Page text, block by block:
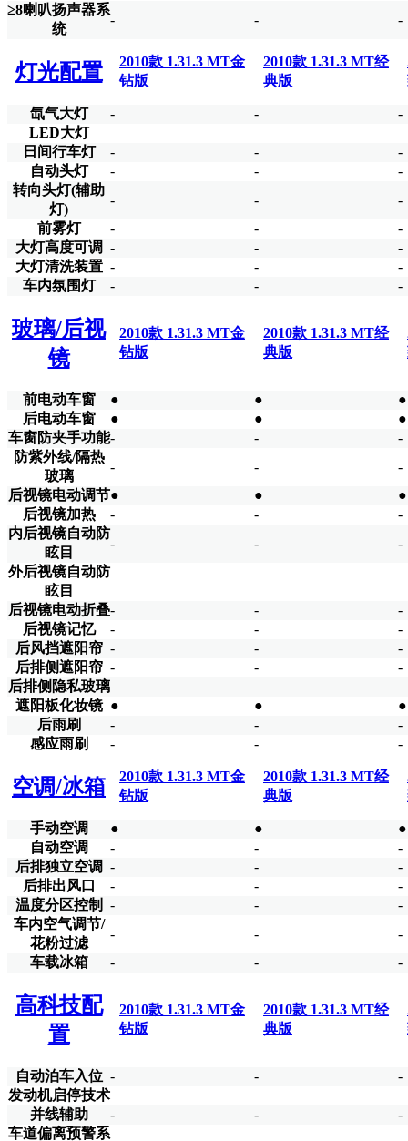
≥8喇叭扬声器系
统
- - -
灯光配置
2010款 1.31.3 MT金
钻版
2010款 1.31.3 MT经
典版
氙气大灯 - -
-
LED大灯
日间行车灯
- -
-
自动头灯
- -
-
转向头灯(辅助
灯)
- -
-
前雾灯
- -
-
大灯高度可调 - -
-
大灯清洗装置 - -
-
车内氛围灯
- - -
玻璃/后视
镜
2010款 1.31.3 MT金
钻版
2010款 1.31.3 MT经
典版
前电动车窗 ● ●
●
后电动车窗
● ●
●
车窗防夹手功能- -
-
防紫外线/隔热
玻璃
- -
-
后视镜电动调节● ●
●
后视镜加热
- -
-
内后视镜自动防
眩目
- -
-
外后视镜自动防
眩目
后视镜电动折叠- -
-
后视镜记忆
- -
-
后风挡遮阳帘 - -
-
后排侧遮阳帘 - -
-
后排侧隐私玻璃
遮阳板化妆镜 ● ●
●
后雨刷
- -
-
感应雨刷
- - -
空调/冰箱
2010款 1.31.3 MT金
钻版
2010款 1.31.3 MT经
典版
手动空调 ● ●
●
自动空调
- -
-
后排独立空调 - -
-
后排出风口
- -
-
温度分区控制
- -
-
车内空气调节/
花粉过滤
- -
-
车载冰箱
- - -
高科技配
置
2010款 1.31.3 MT金
钻版
2010款 1.31.3 MT经
典版
自动泊车入位 - -
-
发动机启停技术
并线辅助
- -
-
车道偏离预警系